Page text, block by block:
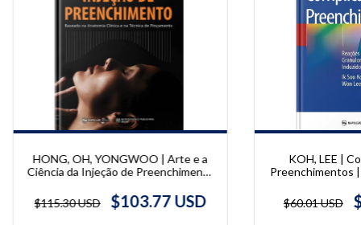
HONG, OH, YONGWOO | Arte e a
Ciência da Injeção de Preenchimento
Bongcheol Kim e Yongwoo Lee
$115.30 USD $103.77 USD
KOH, LEE |
Preenchimentos
$60.01 USD